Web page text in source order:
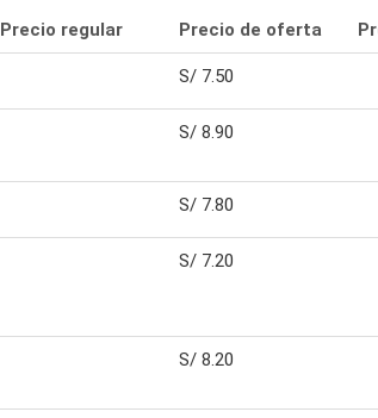
Precio regular Precio de oferta
S/ 7.50
S/ 8.90
S/ 7.80
S/ 7.20
S/ 8.20